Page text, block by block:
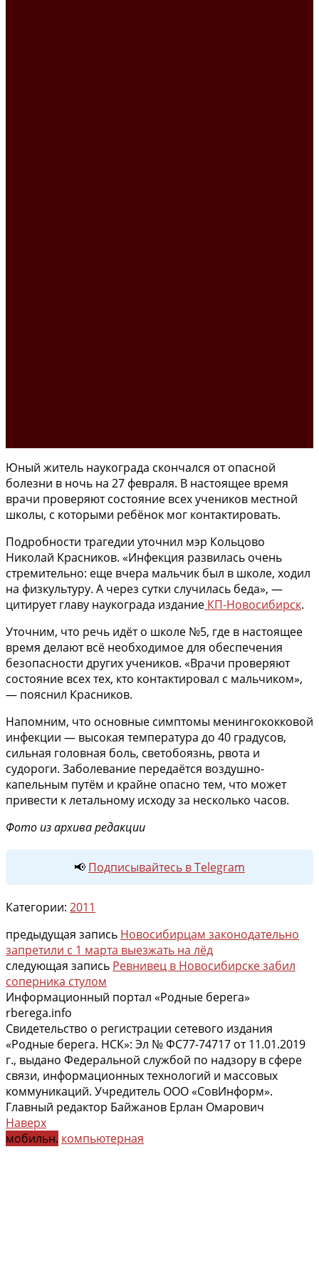
Юный житель наукограда скончался от опасной
болезни в ночь на 27 февраля. В настоящее время
врачи проверяют состояние всех учеников местной
школы, с которыми ребёнок мог контактировать.
Подробности трагедии уточнил мэр Кольцово
Николай Красников. «Инфекция развилась очень
стремительно: еще вчера мальчик был в школе, ходил
на физкультуру. А через сутки случилась беда», —
цитирует главу наукограда издание КП-Новосибирск.
Уточним, что речь идёт о школе №5, где в настоящее
время делают всё необходимое для обеспечения
безопасности других учеников. «Врачи проверяют
состояние всех тех, кто контактировал с мальчиком»,
— пояснил Красников.
Напомним, что основные симптомы менингококковой
инфекции — высокая температура до 40 градусов,
сильная головная боль, светобоязнь, рвота и
судороги. Заболевание передаётся воздушно-
капельным путём и крайне опасно тем, что может
привести к летальному исходу за несколько часов.
Фото из архива редакции
📢 Подписывайтесь в Telegram
Категории: 2011
предыдущая запись Новосибирцам законодательно
запретили с 1 марта выезжать на лёд
следующая запись Ревнивец в Новосибирске забил
соперника стулом
Информационный портал «Родные берега»
rberega.info
Свидетельство о регистрации сетевого издания
«Родные берега. НСК»: Эл № ФС77-74717 от 11.01.2019
г., выдано Федеральной службой по надзору в сфере
связи, информационных технологий и массовых
коммуникаций. Учредитель ООО «СовИнформ».
Главный редактор Байжанов Ерлан Омарович
Наверх
мобильн. компьютерная